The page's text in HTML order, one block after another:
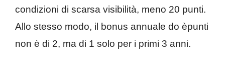
condizioni di scarsa visibilità, meno 20 punti.
Allo stesso modo, il bonus annuale do èpunti
non è di 2, ma di 1 solo per i primi 3 anni.